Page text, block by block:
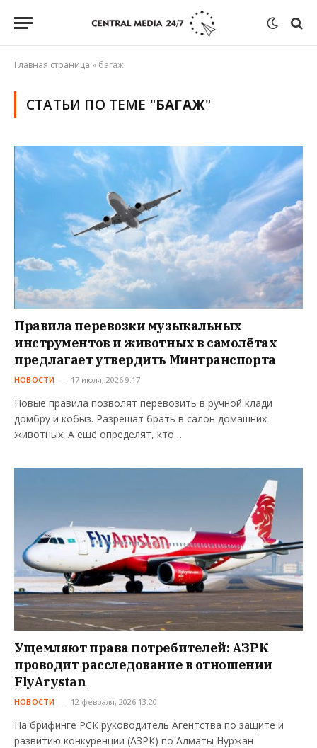
Главная страница » багаж
СТАТЬИ ПО ТЕМЕ "БАГАЖ"
Правила перевозки музыкальных
инструментов и животных в самолётах
предлагает утвердить Минтранспорта
НОВОСТИ 17 июля, 2026 9:17
Новые правила позволят перевозить в ручной клади
домбру и кобыз. Разрешат брать в салон домашних
животных. А ещё определят, кто…
Ущемляют права потребителей: АЗРК
проводит расследование в отношении
FlyArystan
НОВОСТИ 12 февраля, 2026 13:20
На брифинге РСК руководитель Агентства по защите и
развитию конкуренции (АЗРК) по Алматы Нуржан